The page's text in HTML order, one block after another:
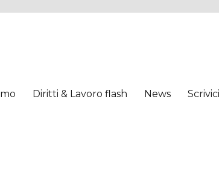
Diritti & Lavoro flash News Scrivici